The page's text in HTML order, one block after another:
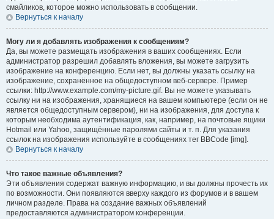
смайликов, которое можно использовать в сообщении.
Вернуться к началу
Могу ли я добавлять изображения к сообщениям?
Да, вы можете размещать изображения в ваших сообщениях. Если
администратор разрешил добавлять вложения, вы можете загрузить
изображение на конференцию. Если нет, вы должны указать ссылку на
изображение, сохранённое на общедоступном веб-сервере. Пример
ссылки: http://www.example.com/my-picture.gif. Вы не можете указывать
ссылку ни на изображения, хранящиеся на вашем компьютере (если он не
является общедоступным сервером), ни на изображения, для доступа к
которым необходима аутентификация, как, например, на почтовые ящики
Hotmail или Yahoo, защищённые паролями сайты и т. п. Для указания
ссылок на изображения используйте в сообщениях тег BBCode [img].
Вернуться к началу
Что такое важные объявления?
Эти объявления содержат важную информацию, и вы должны прочесть их
по возможности. Они появляются вверху каждого из форумов и в вашем
личном разделе. Права на создание важных объявлений
предоставляются администратором конференции.